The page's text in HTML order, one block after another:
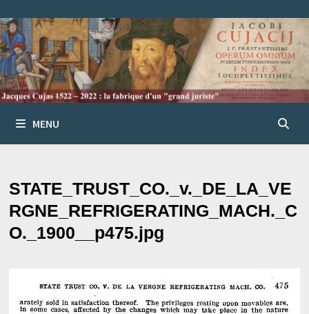
au
contenu
MENU
STATE_TRUST_CO._v._DE_LA_VE
RGNE_REFRIGERATING_MACH._C
O._1900__p475.jpg